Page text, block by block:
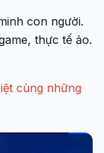
con người.
thực tế ảo.
cùng những